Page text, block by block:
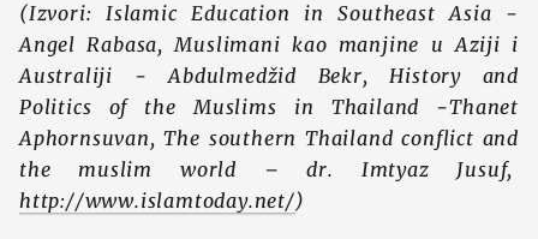
(Izvori: Islamic Education in Southeast Asia -
Angel Rabasa, Muslimani kao manjine u Aziji i
Australiji - Abdulmedžid Bekr, History and
Politics of the Muslims in Thailand -Thanet
Aphornsuvan, The southern Thailand conflict and
the muslim world – dr. Imtyaz Jusuf,
http://www.islamtoday.net/)